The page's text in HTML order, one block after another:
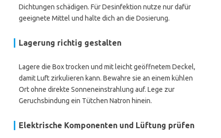
Dichtungen schädigen. Für Desinfektion nutze nur dafür
geeignete Mittel und halte dich an die Dosierung.
Lagerung richtig gestalten
Lagere die Box trocken und mit leicht geöffnetem Deckel,
damit Luft zirkulieren kann. Bewahre sie an einem kühlen
Ort ohne direkte Sonneneinstrahlung auf. Lege zur
Geruchsbindung ein Tütchen Natron hinein.
Elektrische Komponenten und Lüftung prüfen